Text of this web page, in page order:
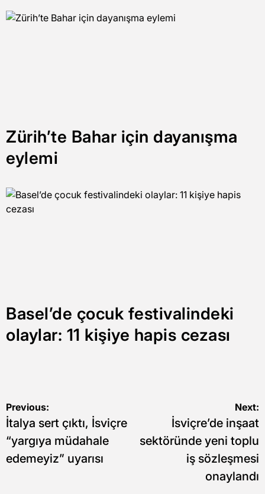
Zürih’te Bahar için dayanışma
eylemi
Basel’de çocuk festivalindeki
olaylar: 11 kişiye hapis cezası
Yazı
gezinmesi
Previous:
İtalya sert çıktı, İsviçre
“yargıya müdahale
edemeyiz” uyarısı
Next:
İsviçre’de inşaat
sektöründe yeni toplu
iş sözleşmesi
onaylandı